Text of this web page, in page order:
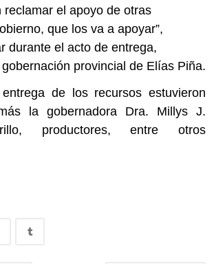
reclamar el apoyo de otras
que los va a apoyar”,
durante el acto de entrega,
provincial de Elías Piña.
de los recursos estuvieron
la gobernadora Dra. Millys J.
productores, entre otros